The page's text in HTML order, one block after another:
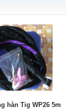
hàn Tig WP26 5m